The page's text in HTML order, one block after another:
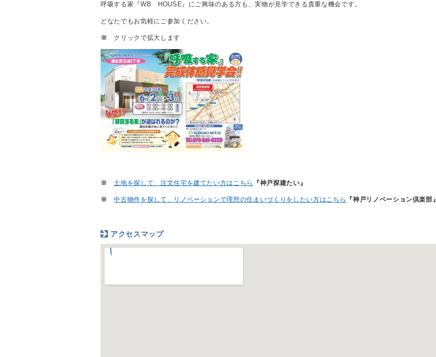
呼吸する家『WB HOUSE』にご興味のある方も、実物が見学できる貴重な機会です。
どなたでもお気軽にご参加ください。
※ クリックで拡大します
※ 土地を探して、注文住宅を建てたい方はこちら 『神戸探建たい』
※中古物件を探して、リノベーションで理想の住まいづくりをしたい方はこちら 『神戸リノベーション倶楽部』
アクセスマップ